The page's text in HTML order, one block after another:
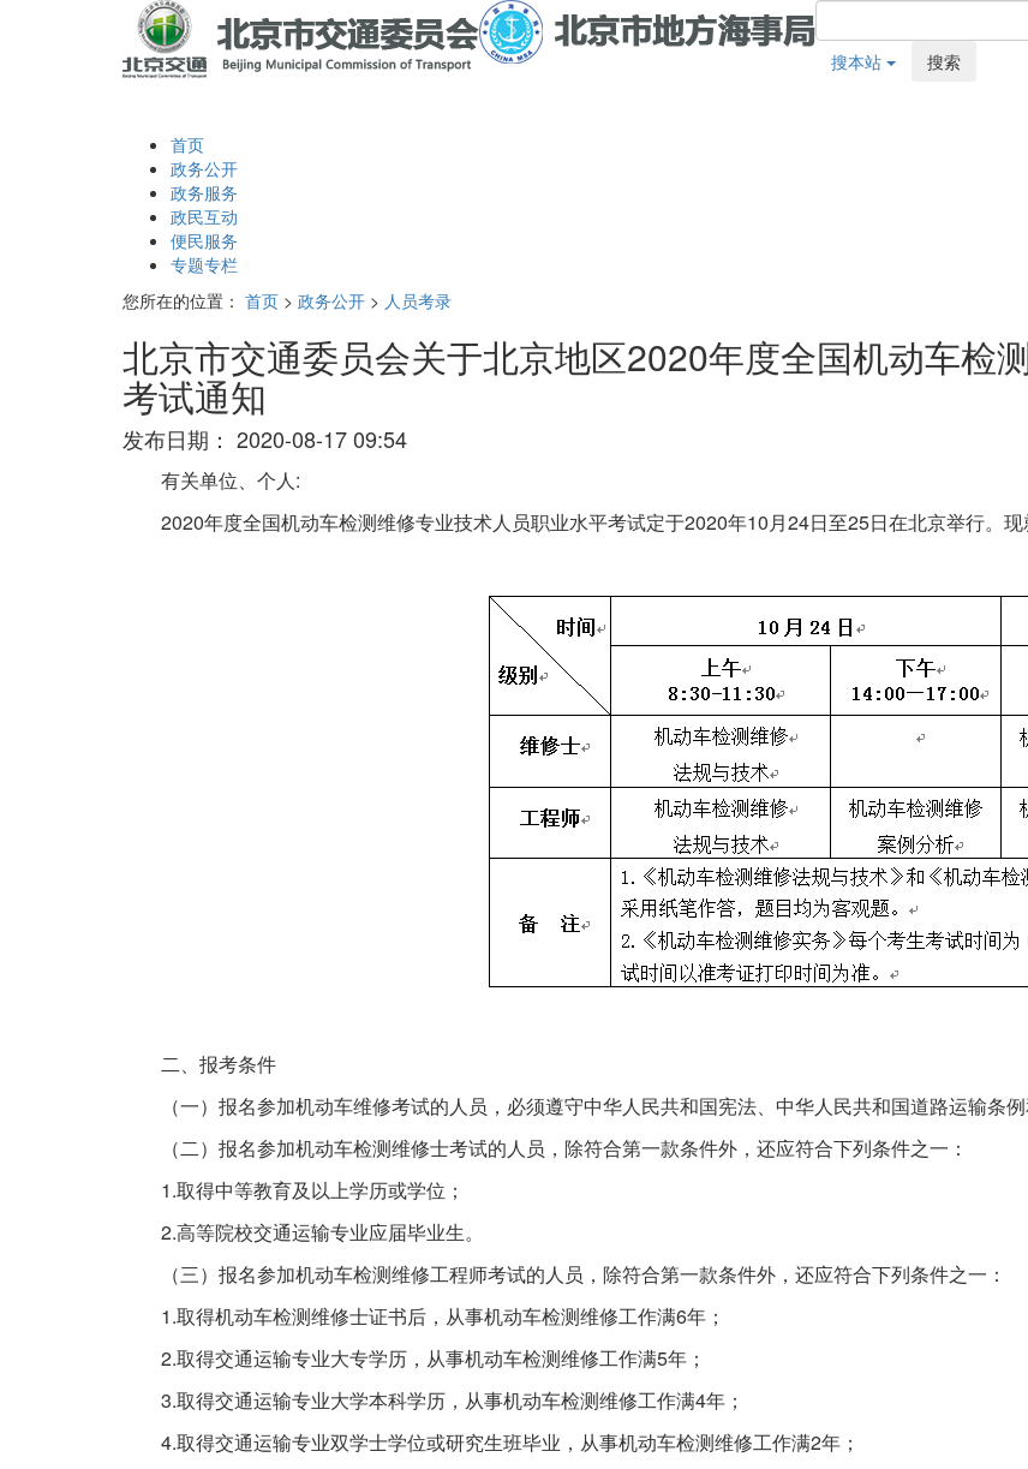
搜本站 搜索
首页
政务公开
政务服务
政民互动
便民服务
专题专栏
您所在的位置： 首页 > 政务公开 > 人员考录
北京市交通委员会关于北京地区2020年度全国机动车检
考试通知
发布日期： 2020-08-17 09:54
有关单位、个人:
2020年度全国机动车检测维修专业技术人员职业水平考试定于2020年10月24日至25日在北京举行。现
二、报考条件
（一）报名参加机动车维修考试的人员，必须遵守中华人民共和国宪法、中华人民共和国道路运输条
（二）报名参加机动车检测维修士考试的人员，除符合第一款条件外，还应符合下列条件之一：
1.取得中等教育及以上学历或学位；
2.高等院校交通运输专业应届毕业生。
（三）报名参加机动车检测维修工程师考试的人员，除符合第一款条件外，还应符合下列条件之一：
1.取得机动车检测维修士证书后，从事机动车检测维修工作满6年；
2.取得交通运输专业大专学历，从事机动车检测维修工作满5年；
3.取得交通运输专业大学本科学历，从事机动车检测维修工作满4年；
4.取得交通运输专业双学士学位或研究生班毕业，从事机动车检测维修工作满2年；